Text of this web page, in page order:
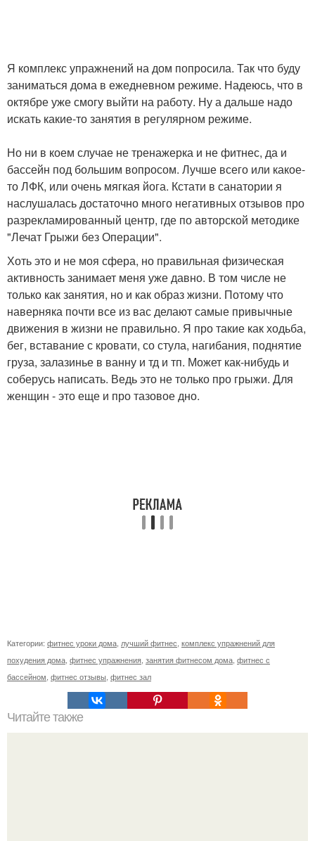
Я комплекс упражнений на дом попросила. Так что буду
заниматься дома в ежедневном режиме. Надеюсь, что в
октябре уже смогу выйти на работу. Ну а дальше надо
искать какие-то занятия в регулярном режиме.
Но ни в коем случае не тренажерка и не фитнес, да и
бассейн под большим вопросом. Лучше всего или какое-
то ЛФК, или очень мягкая йога. Кстати в санатории я
наслушалась достаточно много негативных отзывов про
разрекламированный центр, где по авторской методике
"Лечат Грыжи без Операции".
Хоть это и не моя сфера, но правильная физическая
активность занимает меня уже давно. В том числе не
только как занятия, но и как образ жизни. Потому что
наверняка почти все из вас делают самые привычные
движения в жизни не правильно. Я про такие как ходьба,
бег, вставание с кровати, со стула, нагибания, поднятие
груза, залазинье в ванну и тд и тп. Может как-нибудь и
соберусь написать. Ведь это не только про грыжи. Для
женщин - это еще и про тазовое дно.
Категории: фитнес уроки дома лучший фитнес комплекс упражнений для
похудения дома фитнес упражнения занятия фитнесом дома фитнес с
бассейном фитнес отзывы фитнес зал
Читайте также